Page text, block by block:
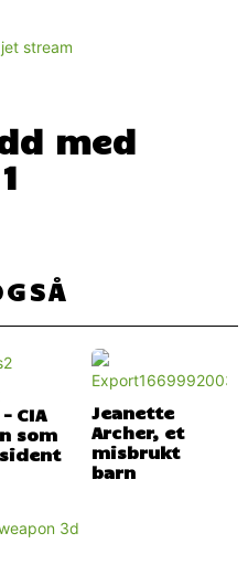
med
CIA
som
Jeanette
Archer, et
misbrukt
barn